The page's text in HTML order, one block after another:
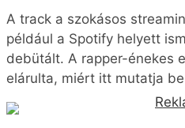
A track a szokásos
például a Spotify helyett
debütált. A rapper-énekes
elárulta, miért itt mutatja